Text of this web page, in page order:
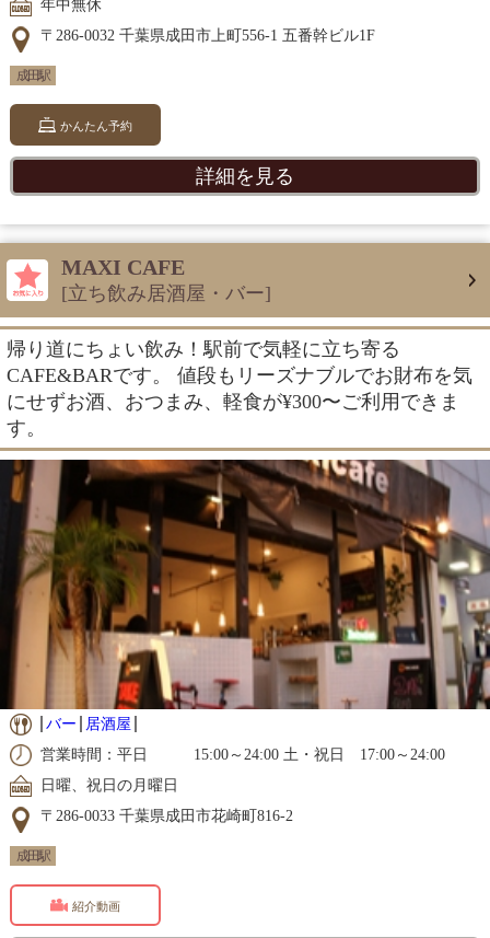
年中無休
〒286-0032 千葉県成田市上町556-1 五番幹ビル1F
成田駅
かんたん予約
詳細を見る
MAXI CAFE
[立ち飲み居酒屋・バー]
帰り道にちょい飲み！駅前で気軽に立ち寄る
CAFE&BARです。 値段もリーズナブルでお財布を気
にせずお酒、おつまみ、軽食が¥300〜ご利用できま
す。
バー
居酒屋
営業時間：平日 15:00～24:00 土・祝日 17:00～24:00
日曜、祝日の月曜日
〒286-0033 千葉県成田市花崎町816-2
成田駅
紹介動画